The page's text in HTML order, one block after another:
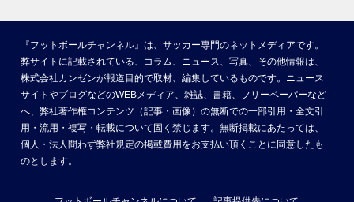
『フットボールチャンネル』は、サッカー専門のネットメディアです。
弊サイトに記載されている、コラム、ニュース、写真、その他情報は、
株式会社カンゼンが報道目的で取材、編集しているものです。ニュース
サイトやブログなどのWEBメディア、雑誌、書籍、フリーペーパーなど
へ、弊社著作権コンテンツ（記事・画像）の無断での一部引用・全文引
用・流用・複写・転載について固く禁じます。無断掲載にあたっては、
個人・法人問わず弊社規定の掲載費用をお支払い頂くことに同意したも
のとします。